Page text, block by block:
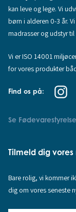
kan leve og lege. Vi
børn i alderen 0-3 år.
madrasser og udstyr
Vi er ISO 14001
for vores produkter
Find os på:
Se
Tilmeld dig
Bare rolig, vi kommer
dig om vores seneste